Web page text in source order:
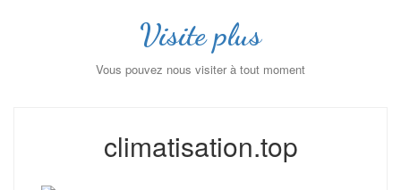
Visite plus
Vous pouvez nous visiter à tout moment
climatisation.top